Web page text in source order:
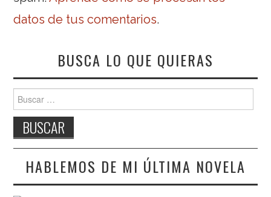
datos de tus comentarios.
BUSCA LO QUE QUIERAS
Buscar:
HABLEMOS DE MI ÚLTIMA NOVELA